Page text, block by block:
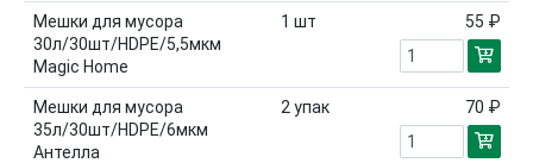
Мешки для мусора
30л/30шт/HDPE/5,5мкм
Magic Home
1 шт 55 ₽
Мешки для мусора
35л/30шт/HDPE/6мкм
Антелла
2 упак 70 ₽